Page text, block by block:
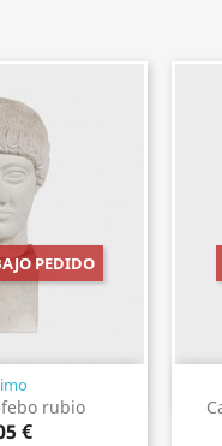
rubio
€
PEDIDO